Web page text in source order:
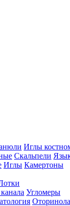
Иглы
Скальпели
Иглы Камертоны
Угломеры